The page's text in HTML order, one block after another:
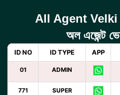
All Agent
অল এজেন্ট
ID NO ID TYPE APP
01 ADMIN
771 SUPER